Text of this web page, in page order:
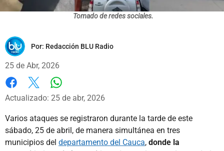
Tomado de redes sociales.
Por: Redacción BLU Radio
25 de Abr, 2026
Facebook
X
Actualizado: 25 de abr, 2026
Varios ataques se registraron durante la tarde de este
sábado, 25 de abril, de manera simultánea en tres
municipios del departamento del Cauca, donde la